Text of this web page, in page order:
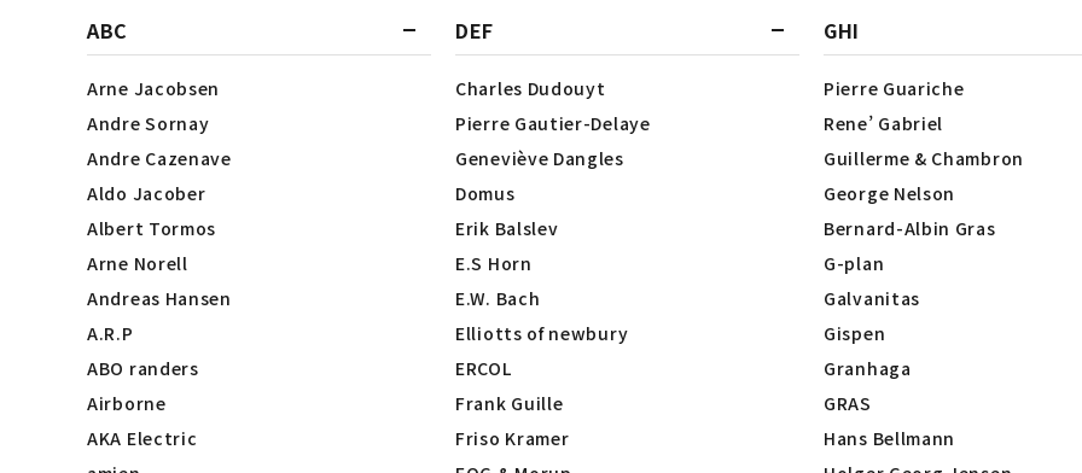
ABC
Arne Jacobsen
Andre Sornay
Andre Cazenave
Aldo Jacober
Albert Tormos
Arne Norell
Andreas Hansen
A.R.P
ABO randers
Airborne
AKA Electric
DEF
Charles Dudouyt
Pierre Gautier-Delaye
Geneviève Dangles
Domus
Erik Balslev
E.S Horn
E.W. Bach
Elliotts of newbury
ERCOL
Frank Guille
Friso Kramer
GHI
Pierre Guariche
Rene’ Gabriel
Guillerme & Chambron
George Nelson
Bernard-Albin Gras
G-plan
Galvanitas
Gispen
Granhaga
GRAS
Hans Bellmann